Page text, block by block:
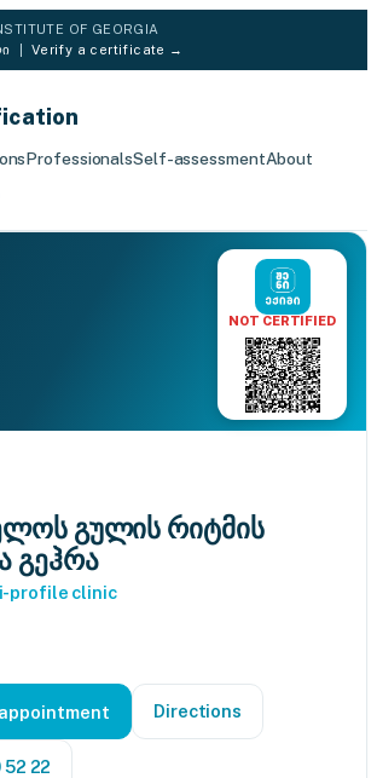
OF GEORGIA
Verify a certificate →
ProfessionalsSelf-assessmentAbout
NOT CERTIFIED
გულის რიტმის
გეჰრა
profile clinic
Directions
22